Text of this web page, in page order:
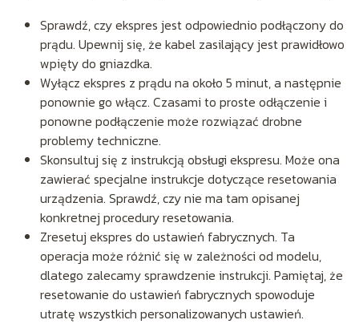
Sprawdź, czy ekspres jest odpowiednio podłączony do
prądu. Upewnij się, że kabel zasilający jest prawidłowo
wpięty do gniazdka.
Wyłącz ekspres z prądu na około 5 minut, a następnie
ponownie go włącz. Czasami to proste odłączenie i
ponowne podłączenie może rozwiązać drobne
problemy techniczne.
Skonsultuj się z instrukcją obsługi ekspresu. Może ona
zawierać specjalne instrukcje dotyczące resetowania
urządzenia. Sprawdź, czy nie ma tam opisanej
konkretnej procedury resetowania.
Zresetuj ekspres do ustawień fabrycznych. Ta
operacja może różnić się w zależności od modelu,
dlatego zalecamy sprawdzenie instrukcji. Pamiętaj, że
resetowanie do ustawień fabrycznych spowoduje
utratę wszystkich personalizowanych ustawień.